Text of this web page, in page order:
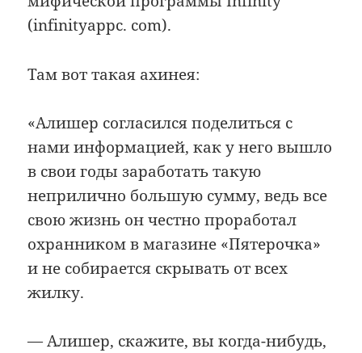
(infinityappc. com).
Там вот такая ахинея:
«Алишер согласился поделиться с
нами информацией, как у него вышло
в свои годы заработать такую
неприлично большую сумму, ведь все
свою жизнь он честно проработал
охранником в магазине «Пятерочка»
и не собирается скрывать от всех
жилку.
— Алишер, скажите, вы когда-нибудь,